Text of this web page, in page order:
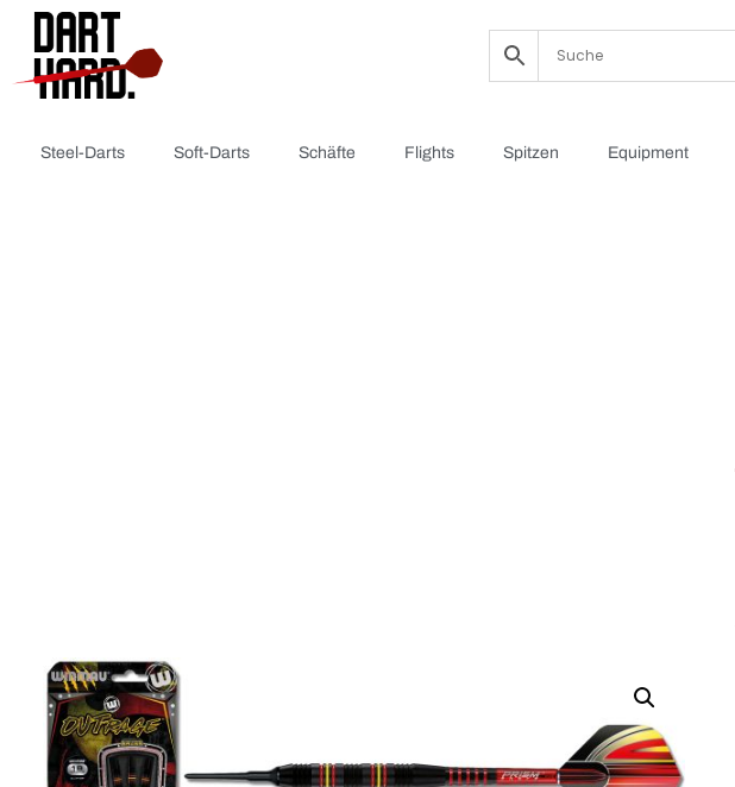
Steel-Darts Soft-Darts Schäfte Flights Spitzen Equipment